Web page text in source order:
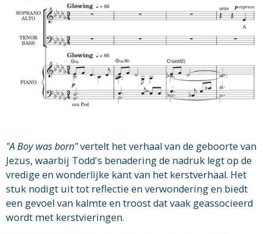
"A Boy was born"vertelt het verhaal van de geboorte van
Jezus, waarbij Todd's benadering de nadruk legt op de
vredige en wonderlijke kant van het kerstverhaal. Het
stuk nodigt uit tot reflectie en verwondering en biedt
een gevoel van kalmte en troost dat vaak geassocieerd
wordt met kerstvieringen.